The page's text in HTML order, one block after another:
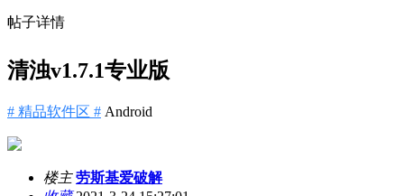
帖子详情
清浊v1.7.1专业版
# 精品软件区 # Android
楼主 劳斯基爱破解